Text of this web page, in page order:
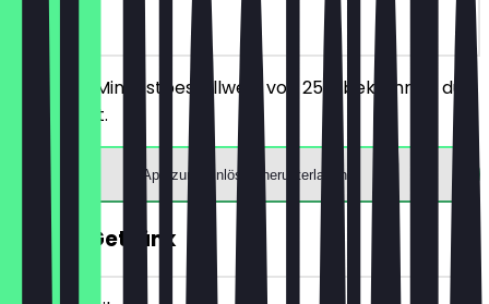
vor Ort
Ab einem Mindestbestellwert von 25€ bekommst du
10€ Rabatt.
App zum Einlösen herunterladen
GRATIS Getränk